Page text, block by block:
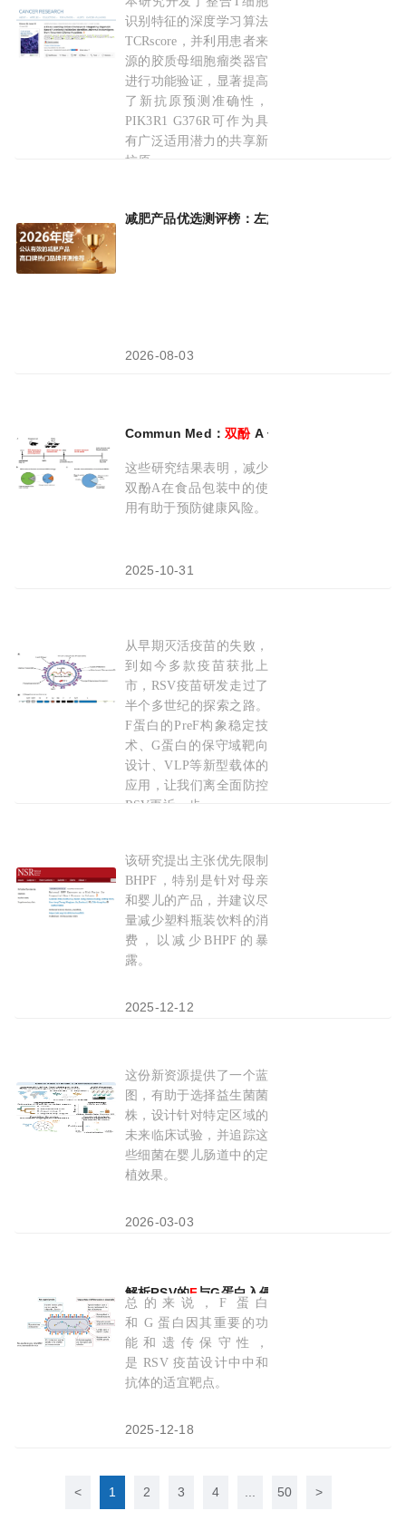
AI+类器官，双核驱动！国内多团队联手攻破脑
识别特征的深度学习算法
TCRscore，并利用患者来
源的胶质母细胞瘤类器官
进行功能验证，显著提高
了新抗原预测准确性，
PIK3R1 G376R可作为具
有广泛适用潜力的共享新
抗原。
减肥产品优选测评榜：左旋肉碱 + 柑橘多
2026-08-03
Commun Med： 双酚A 仅微量就搞乱基因，女
这些研究结果表明，减少
双酚A在食品包装中的使
用有助于预防健康风险。
2025-10-31
RSV 疫苗：瞄准F/G 蛋白的抗病毒新防线
从早期灭活疫苗的失败，
到如今多款疫苗获批上
市，RSV疫苗研发走过了
半个多世纪的探索之路。
F蛋白的PreF构象稳定技
术、G蛋白的保守域靶向
设计、VLP等新型载体的
应用，让我们离全面防控
RSV更近一步。
2025-12-09
许志宏团队揭示塑料添加剂
该研究提出主张优先限制
BHPF，特别是针对母亲
和婴儿的产品，并建议尽
量减少塑料瓶装饮料的消
费，以减少BHPF的暴
露。
2025-12-12
Cell：婴儿双歧杆菌和长双
这份新资源提供了一个蓝
图，有助于选择益生菌菌
株，设计针对特定区域的
未来临床试验，并追踪这
些细菌在婴儿肠道中的定
植效果。
2026-03-03
解析RSV的F 与G蛋白入侵细胞的机制
总的来说，F 蛋白
和 G 蛋白因其重要的功
能和遗传保守性，
是 RSV 疫苗设计中中和
抗体的适宜靶点。
2025-12-18
< 1 2 3 4 50 >